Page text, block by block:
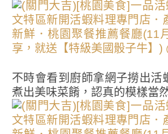
不時會看到廚師拿網子撈出活
煮出美味菜餚，認真的模樣當